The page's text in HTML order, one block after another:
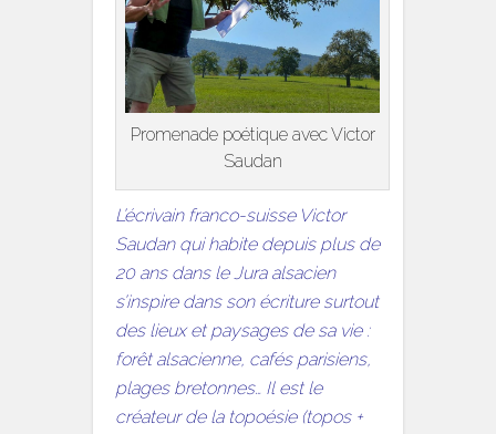
Promenade poétique avec Victor
Saudan
L’écrivain franco-suisse Victor
Saudan qui habite depuis plus de
20 ans dans le Jura alsacien
s’inspire dans son écriture surtout
des lieux et paysages de sa vie :
forêt alsacienne, cafés parisiens,
plages bretonnes… Il est le
créateur de la topoésie (topos +